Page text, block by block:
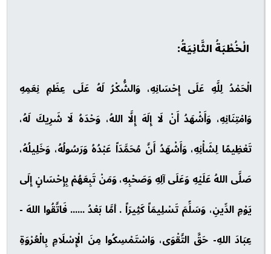
الْخُطْبَةُ الثَّانِيَةُ:
الْحَمْدُ لِلَّهِ عَلَى إِحْسَانِهِ، وَالشُّكْرُ لَهُ عَلَى عِظَمِ نِعَمِهِ
وَامْتِنَانِهِ، وَأَشْهَدُ أَنْ لَا إِلَهَ إِلَّا اللهُ، وَحْدَهُ لَا شَرِيكَ لَهُ،
تَعْظِيمًا لِشَأْنِهِ، وَأَشْهَدُ أَنَّ مُحَمَّدَاً عَبْدُهُ وَرَسُولُهُ، وَخَلِيلُهُ،
صَلَّى اللهُ عَلَيْهِ وَعَلَى آلِهِ وَصَحْبِهِ، وَمَنْ تَبِعَهُمْ بِإِحْسَانٍ إِلَى
يَوْمِ الدِّينِ، وَسَلِّمَ تَسْلِيمَاً كَثِيرَاً . أمَّا بَعْدُ ...... فَاتَّقُوا اللهَ -
عِبَادَ اللهِ- حَقَّ التَّقْوَى، وَاسْتَمْسِكُوا مِنَ الْإِسْلَامِ بِالْعُرْوَةِ